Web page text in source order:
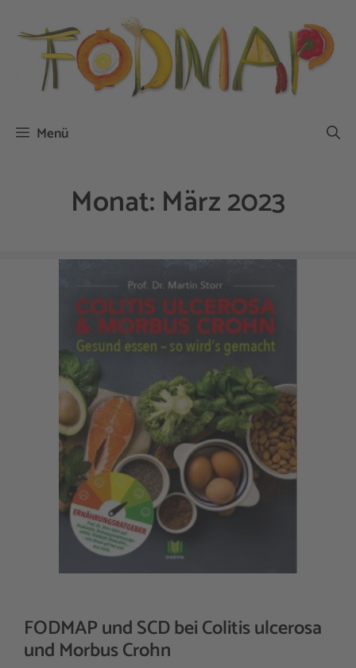
Inhalt
springen
Menü
Monat: März 2023
FODMAP und SCD bei Colitis ulcerosa
und Morbus Crohn